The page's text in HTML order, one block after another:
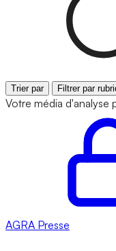
Trier par Filtrer par
Votre média
AGRA Presse